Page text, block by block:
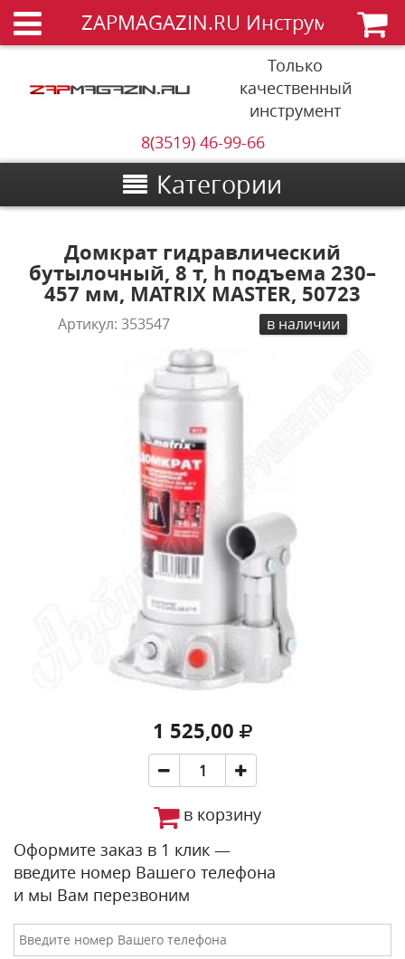
ZAPMAGAZIN.RU Инструменты
Только
качественный
инструмент
8(3519) 46-99-66
Категории
Домкрат гидравлический
бутылочный, 8 т, h подъема 230–
457 мм, MATRIX MASTER, 50723
Артикул:353547 в наличии
1 525,00
в корзину
Оформите заказ в 1 клик —
введите номер Вашего телефона
и мы Вам перезвоним